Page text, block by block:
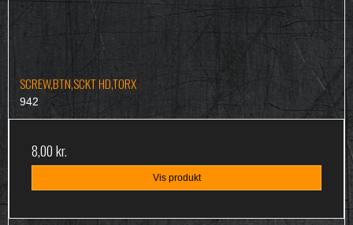
SCREW,BTN,SCKT HD,TORX
942
8,00 kr.
Vis produkt